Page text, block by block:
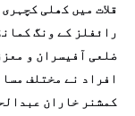
قلات میں کھلی
رائفلز کے ونگ
ضلعی آفیسران و
افراد نے مختلف
کمشنر خاران